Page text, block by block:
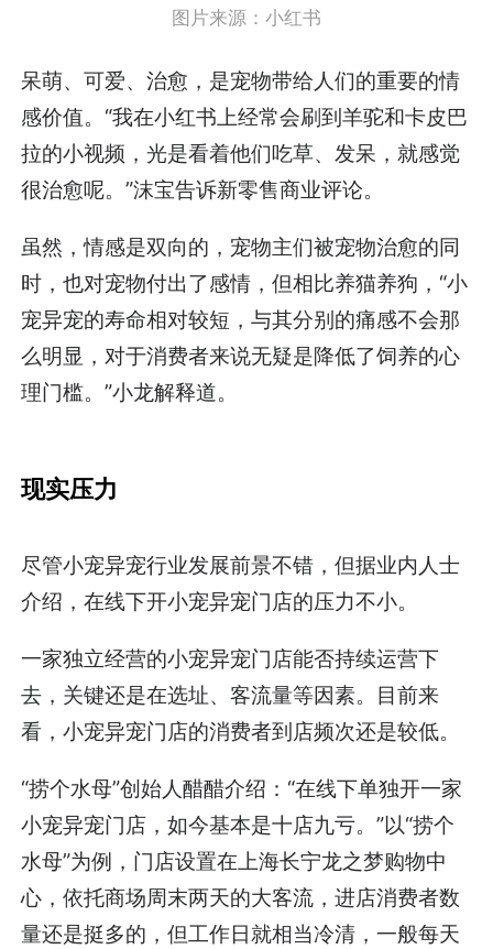
图片来源：小红书
呆萌、可爱、治愈，是宠物带给人们的重要的情
感价值。“我在小红书上经常会刷到羊驼和卡皮巴
拉的小视频，光是看着他们吃草、发呆，就感觉
很治愈呢。”沫宝告诉新零售商业评论。
虽然，情感是双向的，宠物主们被宠物治愈的同
时，也对宠物付出了感情，但相比养猫养狗，“小
宠异宠的寿命相对较短，与其分别的痛感不会那
么明显，对于消费者来说无疑是降低了饲养的心
理门槛。”小龙解释道。
现实压力
尽管小宠异宠行业发展前景不错，但据业内人士
介绍，在线下开小宠异宠门店的压力不小。
一家独立经营的小宠异宠门店能否持续运营下
去，关键还是在选址、客流量等因素。目前来
看，小宠异宠门店的消费者到店频次还是较低。
“捞个水母”创始人醋醋介绍：“在线下单独开一家
小宠异宠门店，如今基本是十店九亏。”以“捞个
水母”为例，门店设置在上海长宁龙之梦购物中
心，依托商场周末两天的大客流，进店消费者数
量还是挺多的，但工作日就相当冷清，一般每天